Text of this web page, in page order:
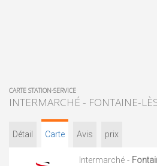
CARTE STATION-SERVICE
INTERMARCHÉ - FONTAINE-
Détail Carte Avis prix
Intermarché -